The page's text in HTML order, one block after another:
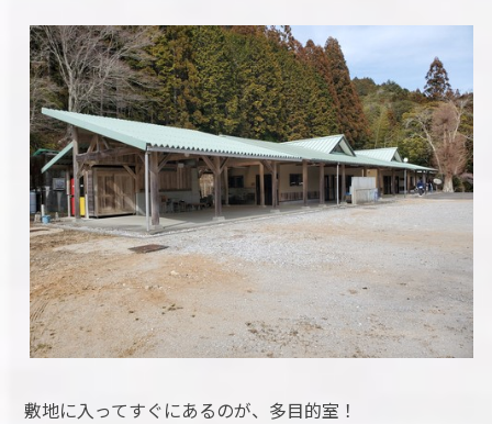
敷地に入ってすぐにあるのが、多目的室！